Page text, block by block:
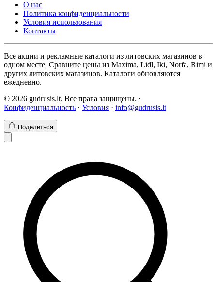
О нас
Политика конфиденциальности
Условия использования
Контакты
Все акции и рекламные каталоги из литовских магазинов в
одном месте. Сравните цены из Maxima, Lidl, Iki, Norfa, Rimi и
других литовских магазинов. Каталоги обновляются
ежедневно.
© 2026 gudrusis.lt. Все права защищены. ·
Конфиденциальность · Условия · info@gudrusis.lt
Поделиться